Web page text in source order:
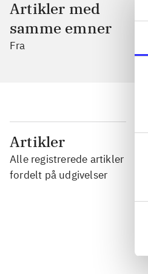
Artikler med
samme emner
Fra
Artikler
Alle registrerede artikler
fordelt på udgivelser